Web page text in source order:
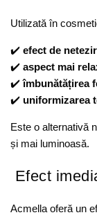
Utilizată în
✔️ efect de
✔️ aspect mai
✔️îmbunătățirea
✔️ uniformizarea
Este o alternativă
și mai luminoasă.
Efect
Acmella oferă un